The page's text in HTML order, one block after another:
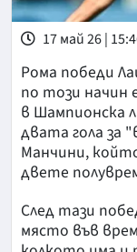
17 май 26 |
Рома победи
по този начин
в Шампионска
двата гола за
Манчини,
двете
След тази
място във